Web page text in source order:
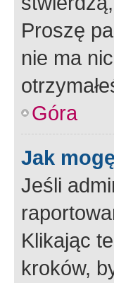
Proszę
nie ma
Góra
Jak
Jeśli
Klikając
kroków,